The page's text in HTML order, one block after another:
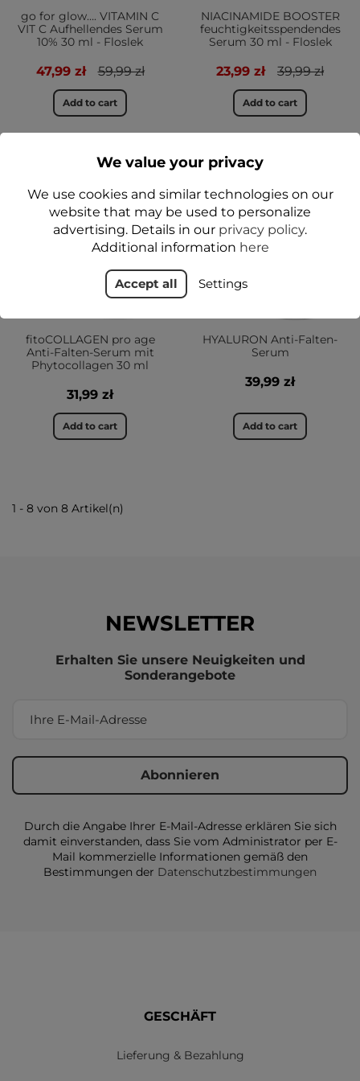
go for glow…. VITAMIN C
VIT C Aufhellendes Serum
10% 30 ml - Floslek
47,99 zł 59,99 zł
Add to cart
NIACINAMIDE BOOSTER
feuchtigkeitsspendendes
Serum 30 ml - Floslek
23,99 zł 39,99 zł
Add to cart
fitoCOLLAGEN pro age
Anti-Falten-Serum mit
Phytocollagen 30 ml
31,99 zł
Add to cart
HYALURON Anti-Falten-
Serum
39,99 zł
Add to cart
1 - 8 von 8 Artikel(n)
NEWSLETTER
Erhalten Sie unsere Neuigkeiten und
Sonderangebote
Durch die Angabe Ihrer E-Mail-Adresse erklären Sie sich
damit einverstanden, dass Sie vom Administrator per E-
Mail kommerzielle Informationen gemäß den
Bestimmungen der Datenschutzbestimmungen
GESCHÄFT
Lieferung & Bezahlung
We value your privacy
We use cookies and similar technologies on our
website that may be used to personalize
advertising. Details in our privacy policy.
Additional information here
Accept all Settings